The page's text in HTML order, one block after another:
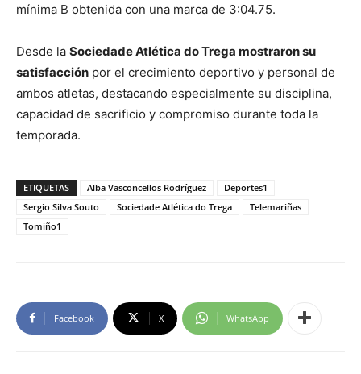
mínima B obtenida con una marca de 3:04.75.
Desde la Sociedade Atlética do Trega mostraron su
satisfacción por el crecimiento deportivo y personal de
ambos atletas, destacando especialmente su disciplina,
capacidad de sacrificio y compromiso durante toda la
temporada.
ETIQUETAS Alba Vasconcellos Rodríguez
Deportes1
Sergio Silva Souto
Sociedade Atlética do Trega
Telemariñas
Tomiño1
Facebook X WhatsApp